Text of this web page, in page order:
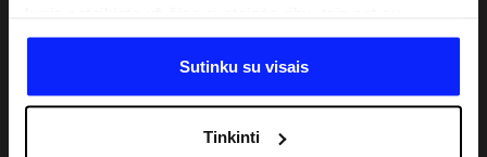
duomenimis, kuriuos jie gauna, kai naudojatės jų
paslaugomis. Gavus Jūsų leidimą, mes galime perduoti
Jūsų asmeninę informaciją savo partneriams, siekdami
analitinius tyrimus, pritaikyti turinį ir tobulinti mūsų
Sutinku su visais
Tinkinti